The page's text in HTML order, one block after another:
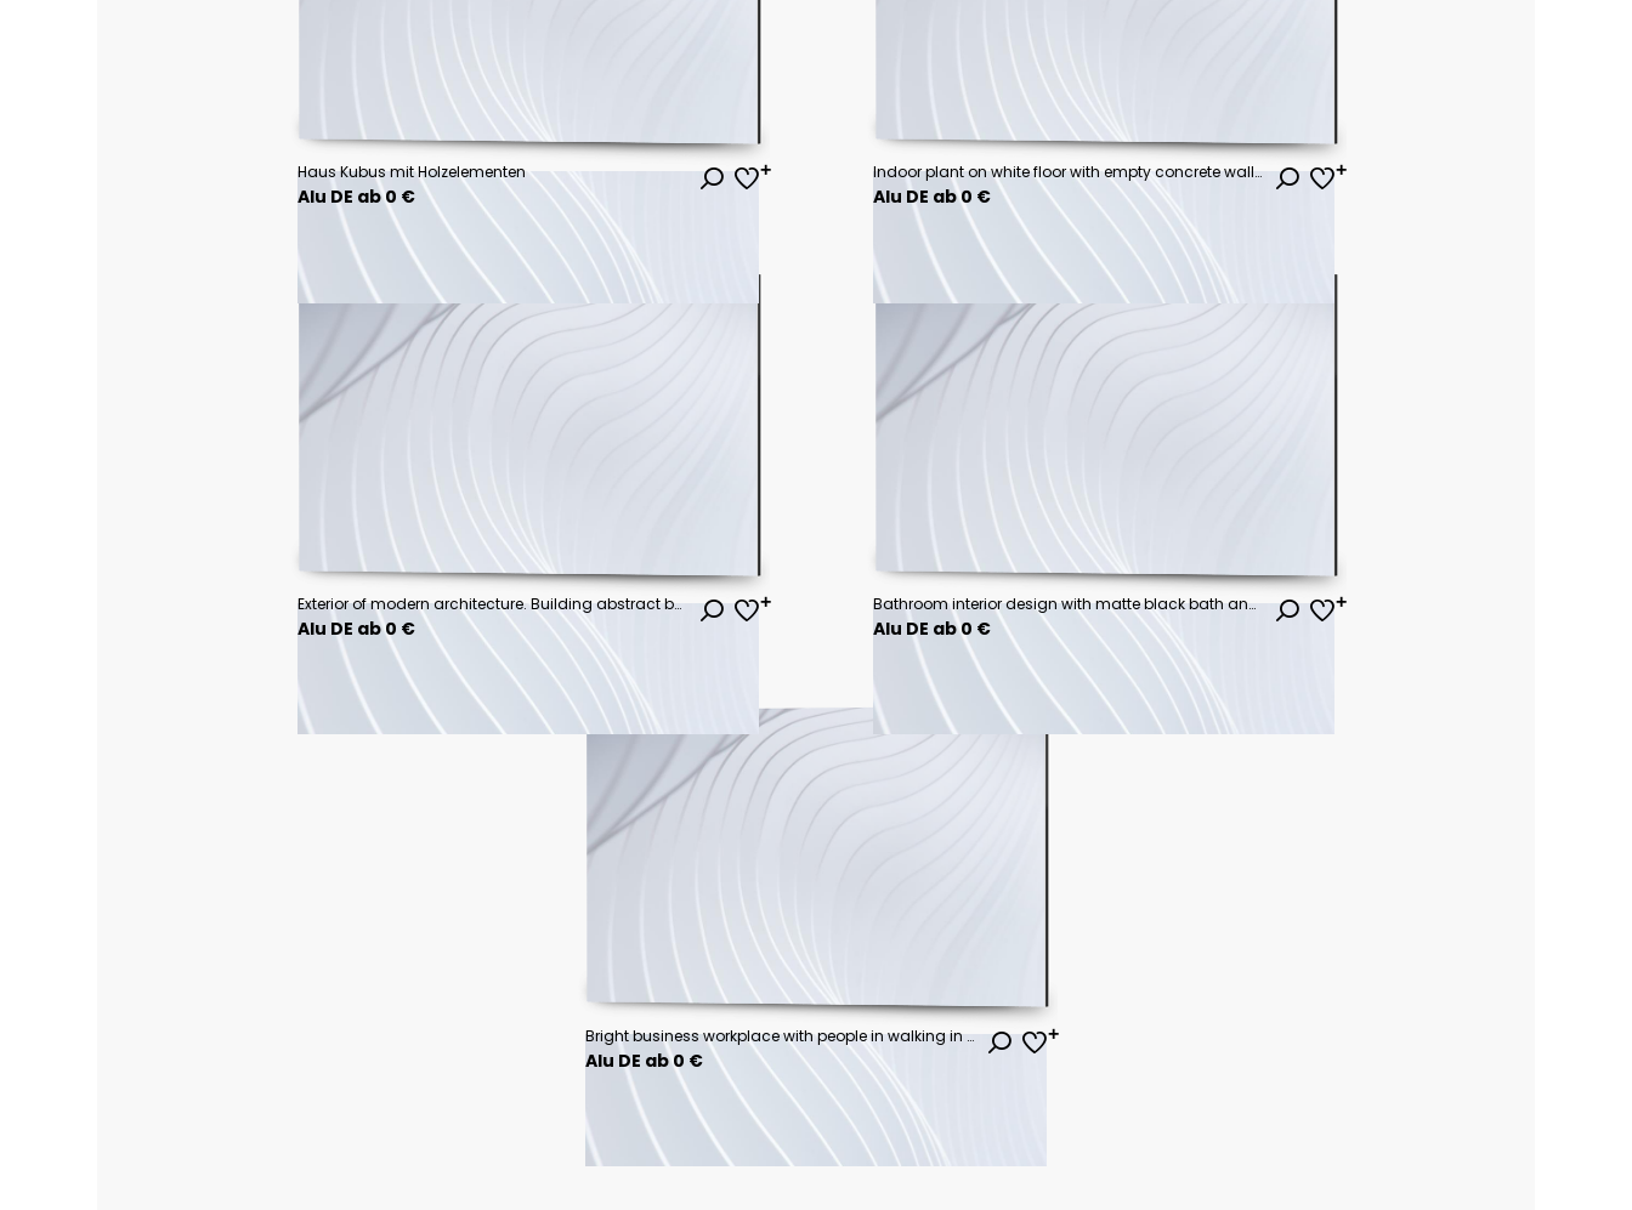
Haus Kubus mit Holzelementen
Alu DE ab 0 €
Indoor plant on white floor with empty concrete wall background, Lounge and coffee table near glass window in sea view living room of modern luxury beach house or hotel - Home interior 3d illustration
Alu DE ab 0 €
Exterior of modern architecture. Building abstract background
Alu DE ab 0 €
Bathroom interior design with matte black bath and modern shower
Alu DE ab 0 €
Bright business workplace with people in walking in blurred motion in modern office space
Alu DE ab 0 €